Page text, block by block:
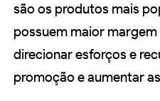
são os produtos mais
possuem maior
direcionar esforços e
promoção e aumentar